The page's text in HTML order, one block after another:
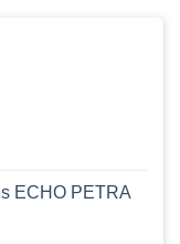
ECHO PETRA